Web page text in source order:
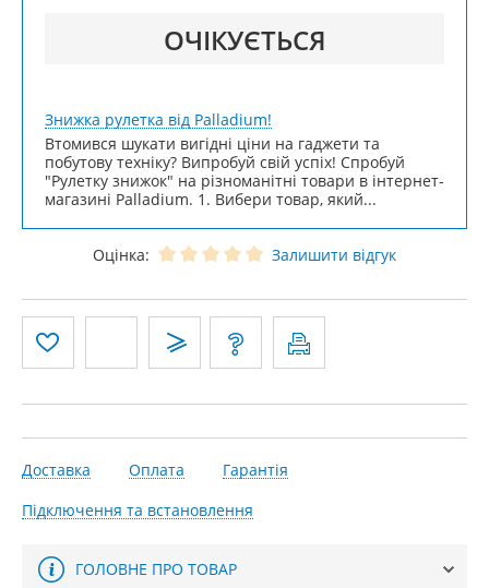
ОЧІКУЄТЬСЯ
Знижка рулетка від Palladium!
Втомився шукати вигідні ціни на гаджети та
побутову техніку? Випробуй свій успіх! Спробуй
"Рулетку знижок" на різноманітні товари в інтернет-
магазині Palladium. 1. Вибери товар, який...
Оцінка: Залишити відгук
Доставка Оплата
Гарантія
Підключення та встановлення
ГОЛОВНЕ ПРО ТОВАР